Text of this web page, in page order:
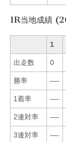
1R当地成績
1
出走数 0
勝率 —-
1着率 —-
2連対率 —-
3連対率 —-